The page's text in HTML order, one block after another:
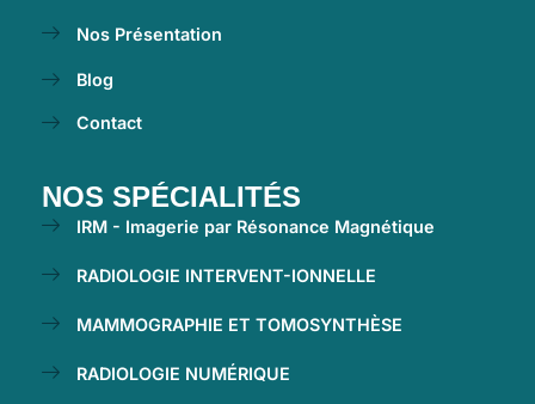
Nos Présentation
Blog
Contact
NOS SPÉCIALITÉS
IRM - Imagerie par Résonance Magnétique
RADIOLOGIE INTERVENT-IONNELLE
MAMMOGRAPHIE ET TOMOSYNTHÈSE
RADIOLOGIE NUMÉRIQUE